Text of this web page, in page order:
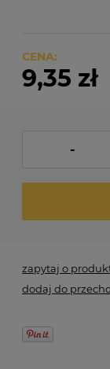
Cena nie
CENA:
9,35 zł
-
zapytaj o
dodaj do